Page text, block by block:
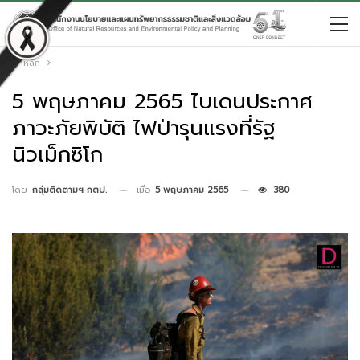
หน้าหลัก
5 พฤษภาคม 2565 ไบเดนประกาศ
ภาวะภัยพิบัติ ไฟป่ารุนแรงที่รัฐ
นิวเม็กซิโก
โดย กลุ่มติดตามฯ กตป. เมื่อ 5 พฤษภาคม 2565 380